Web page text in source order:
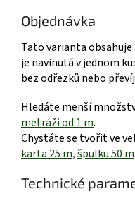
Objednávka
Tato varianta obsahuje
je navinutá v jednom
bez odřezků nebo
Hledáte menší
metráži od 1 m.
Chystáte se tvořit ve
karta 25 m,špulku 50 m
Technické